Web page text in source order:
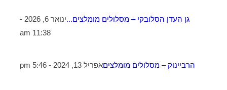
גן העדן הסלובקי – מסלולים מומלצים...
ינואר 6, 2026 -
11:38 am
הרביינוק – מסלולים מומלציםאפריל 13, 2024 - 5:46 pm